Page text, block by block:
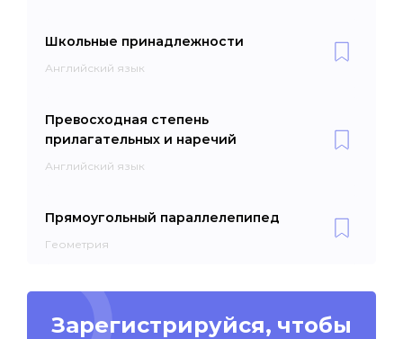
Школьные принадлежности
Английский язык
Превосходная степень
прилагательных и наречий
Английский язык
Прямоугольный параллелепипед
Геометрия
Зарегистрируйся, чтобы